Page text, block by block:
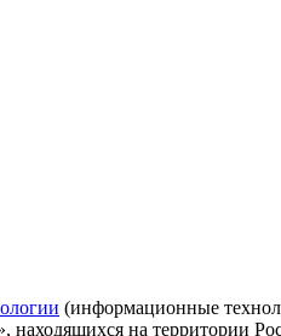
(информационные
находящихся на территории